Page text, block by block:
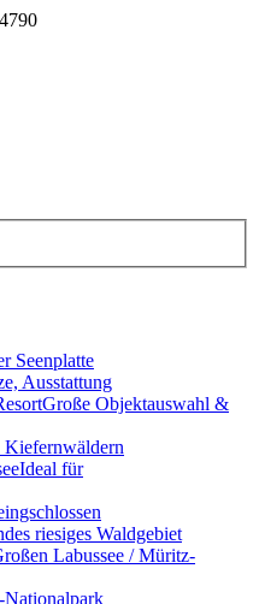
Seenplatte
Ausstattung
Große Objektauswahl &
Ideal für
riesiges Waldgebiet
Labussee / Müritz-